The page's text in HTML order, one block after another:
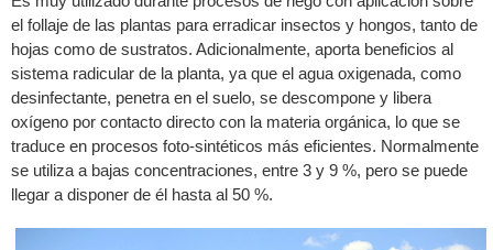
el follaje de las plantas para erradicar insectos y hongos, tanto de
hojas como de sustratos. Adicionalmente, aporta beneficios al
sistema radicular de la planta, ya que el agua oxigenada, como
desinfectante, penetra en el suelo, se descompone y libera
oxígeno por contacto directo con la materia orgánica, lo que se
traduce en procesos foto-sintéticos más eficientes. Normalmente
se utiliza a bajas concentraciones, entre 3 y 9 %, pero se puede
llegar a disponer de él hasta al 50 %.